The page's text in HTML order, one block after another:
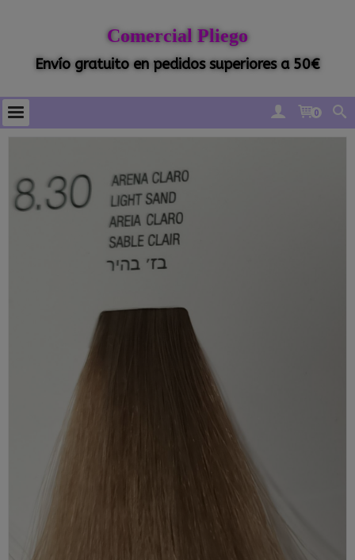
Comercial Pliego
Envío gratuito en pedidos superiores a 50€
0